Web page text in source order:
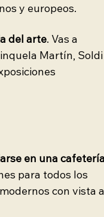
y europeos.
del arte. Vas a
Martín,
en una
para todos los
con vista